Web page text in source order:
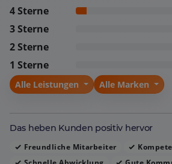
unkomplizierte Reparatur und den
Fahrdienst gelobt. Insgesamt fühlen
aufgehoben, empfehlen das Haus
gern für weitere Fahrzeuge zurück.
4 Sterne
3 Sterne
2 Sterne
1 Sterne
Alle Leistungen Alle Marken
Das heben Kunden positiv hervor
Freundliche Mitarbeiter